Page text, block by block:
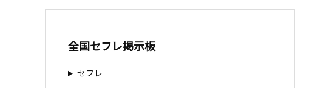
全国セフレ掲示板
セフレ